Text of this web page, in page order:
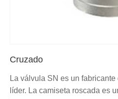
Cruzado
La válvula SN es un
líder. La camiseta roscada es